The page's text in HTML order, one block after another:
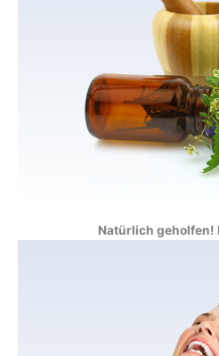
Natürlich geholfen!